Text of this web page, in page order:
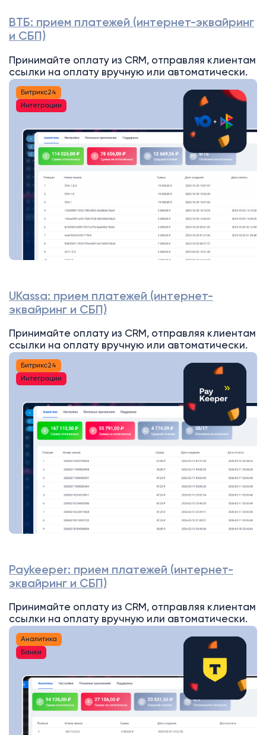
ВТБ: прием платежей (интернет-эквайринг
и СБП)
Принимайте оплату из CRM, отправляя клиентам
ссылки на оплату вручную или автоматически.
Битрикс24
Интеграции
UKassa: прием платежей (интернет-
эквайринг и СБП)
Принимайте оплату из CRM, отправляя клиентам
ссылки на оплату вручную или автоматически.
Битрикс24
Интеграции
Paykeeper: прием платежей (интернет-
эквайринг и СБП)
Принимайте оплату из CRM, отправляя клиентам
ссылки на оплату вручную или автоматически.
Аналитика
Банки